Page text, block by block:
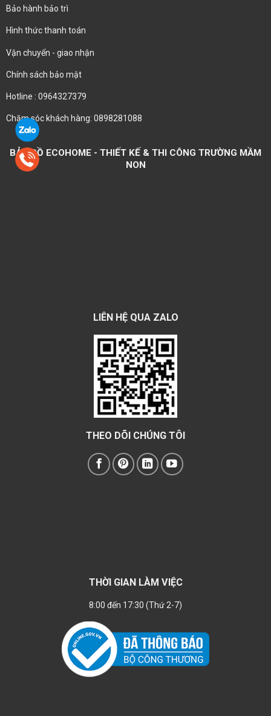
Bảo hành bảo trì
Hình thức thanh toán
Vận chuyển - giao nhận
Chính sách bảo mật
Hotline : 0964327379
Chăm sóc khách hàng: 0898281088
BẢN ĐỒ ECOHOME - THIẾT KẾ & THI CÔNG TRƯỜNG MẦM
NON
LIÊN HỆ QUA ZALO
THEO DÕI CHÚNG TÔI
THỜI GIAN LÀM VIỆC
8:00 đến 17:30 (Thứ 2-7)